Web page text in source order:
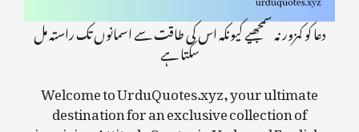
دعا کو کمزور نہ سمجھیے کیونکہ اس کی طاقت سے اسمانوں تک راستہ مل
سکتا ہے
Welcome to UrduQuotes.xyz, your ultimate
destination for an exclusive collection of